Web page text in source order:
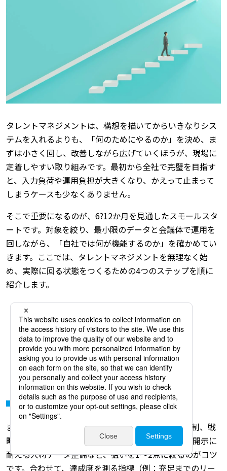
タレントマネジメントは、構想を描いてからいきなりシス
テムを入れるよりも、「何のためにやるのか」を決め、ま
ずは小さく回し、改善しながら広げていくほうが、現場に
定着しやすい取り組みです。最初から全社で完璧を目指す
と、入力負荷や運用負担が大きくなり、かえって止まって
しまうケースも少なくありません。
そこで重要になるのが、6?12か月を見通したスモールスタ
ートです。対象を絞り、最小限のデータと会議体で運用を
回しながら、「自社では何が機能するのか」を確かめてい
きます。ここでは、タレントマネジメントを無理なく始
め、実際に回る状態をつくるための4つのステップを順に
紹介します。
人材データベース作成（スキル・評価・志向）
評価制度の運用改善と目標管理
育成体系検討（研修・キャリア開発）
後継者育成計画（サクセッションプラン）
1）目的を明確にする
まず「なぜやるのか」を一言で定めます。離職の抑制、戦
略ポジションの充足スピード向上、後継者の採用、開示に
耐える人材データ整備など、狙いを1～2点に絞るのがコツ
です。合わせて、達成度を測る指標（例：充足までのリー